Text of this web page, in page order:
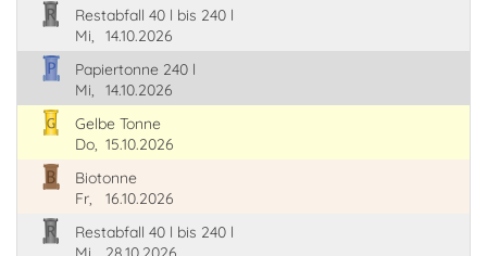
Restabfall 40 l bis 240 l
Mi,
14.10.2026
Papiertonne 240 l
Mi,
14.10.2026
Gelbe Tonne
Do, 15.10.2026
Biotonne
Fr,
16.10.2026
Restabfall 40 l bis 240 l